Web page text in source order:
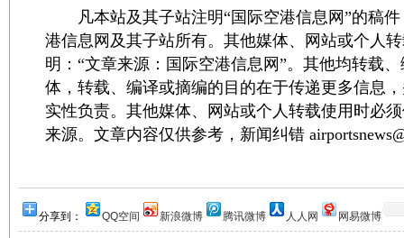
凡本站及其子站注明“国际空港信息网”的稿件
港信息网及其子站所有。其他媒体、网站或个人
明：“文章来源：国际空港信息网”。其他均转载
体，转载、编译或摘编的目的在于传递更多信息
实性负责。其他媒体、网站或个人转载使用时必
来源。文章内容仅供参考，新闻纠错
分享到： QQ空间 新浪微博 腾讯微博 人人网 网易微博